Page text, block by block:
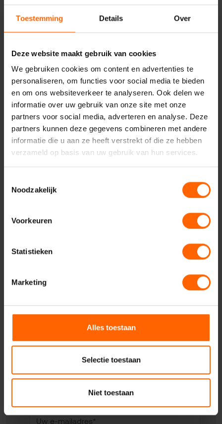
Toestemming Details Over
Deze website maakt gebruik van cookies
We gebruiken cookies om content en advertenties te
personaliseren, om functies voor social media te bieden
en om ons websiteverkeer te analyseren. Ook delen we
informatie over uw gebruik van onze site met onze
partners voor social media, adverteren en analyse. Deze
partners kunnen deze gegevens combineren met andere
informatie die u aan ze heeft verstrekt of die ze hebben
verzameld op basis van uw gebruik van hun services.
Noodzakelijk
Voorkeuren
Statistieken
Marketing
Alles toestaan
Selectie toestaan
Niet toestaan
het station of voor het oppikken van een klant in het
onderstreept het belang van een samenhangend
mobiliteitsbeleid van de gemeente Nijmegen, dat rekening
houdt met de diverse behoeften van alle stadsbewoners
en bezoekers. Iets waar de Nijmeegse VVD zich dagelijks
keihard voor inzet.
Algemeen Niek Kraut Nijmegen Centrum
Contact met VVD
Nijmegen